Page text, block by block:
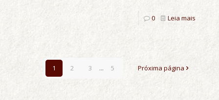
0 Leia mais
1 2 3 ... 5 Próxima página